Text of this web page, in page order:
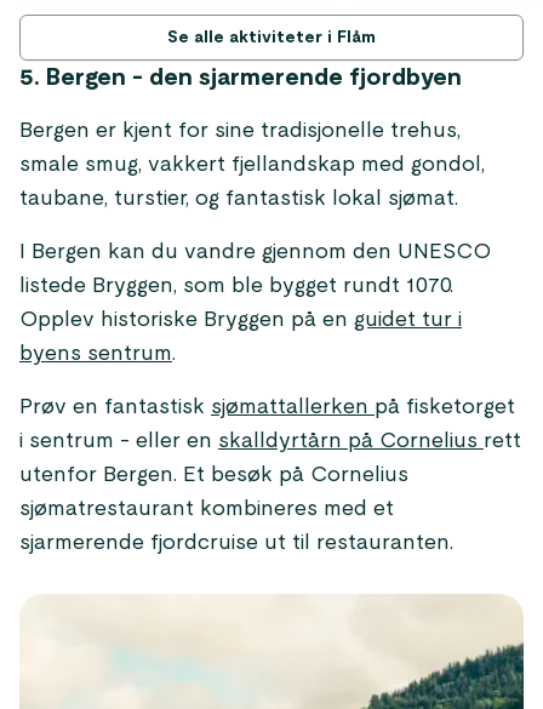
Se alle aktiviteter i Flåm
5. Bergen - den sjarmerende fjordbyen
Bergen er kjent for sine tradisjonelle trehus,
smale smug, vakkert fjellandskap med gondol,
taubane, turstier, og fantastisk lokal sjømat.
I Bergen kan du vandre gjennom den UNESCO
listede Bryggen, som ble bygget rundt 1070.
Opplev historiske Bryggen på en guidet tur i
byens sentrum.
Prøv en fantastisk sjømattallerken på fisketorget
i sentrum - eller en skalldyrtårn på Cornelius rett
utenfor Bergen. Et besøk på Cornelius
sjømatrestaurant kombineres med et
sjarmerende fjordcruise ut til restauranten.